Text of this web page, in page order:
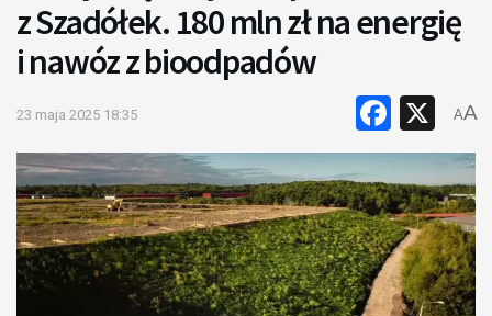
z Szadółek. 180 mln zł na energię
i nawóz z bioodpadów
23 maja 2025 18:35 X
AA